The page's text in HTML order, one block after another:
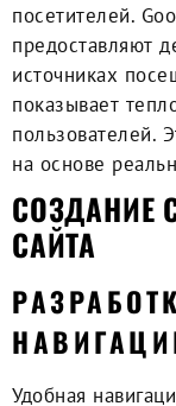
посетителей.
предоставляют
источниках
показывает
пользователей.
на основе
СОЗДАНИЕ
САЙТА
Удобная